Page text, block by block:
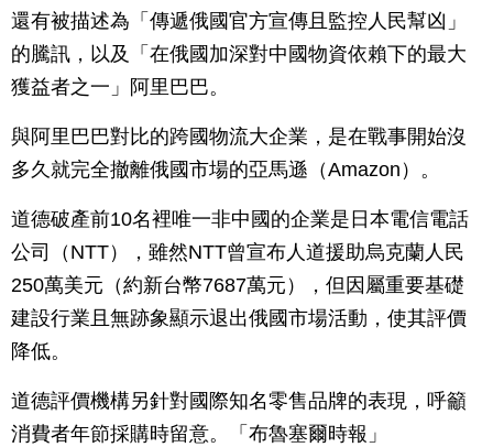
還有被描述為「傳遞俄國官方宣傳且監控人民幫凶」
的騰訊，以及「在俄國加深對中國物資依賴下的最大
獲益者之一」阿里巴巴。
與阿里巴巴對比的跨國物流大企業，是在戰事開始沒
多久就完全撤離俄國市場的亞馬遜（Amazon）。
道德破產前10名裡唯一非中國的企業是日本電信電話
公司（NTT），雖然NTT曾宣布人道援助烏克蘭人民
250萬美元（約新台幣7687萬元），但因屬重要基礎
建設行業且無跡象顯示退出俄國市場活動，使其評價
降低。
道德評價機構另針對國際知名零售品牌的表現，呼籲
消費者年節採購時留意。「布魯塞爾時報」